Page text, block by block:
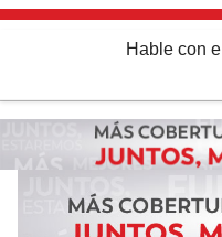
Hable con el